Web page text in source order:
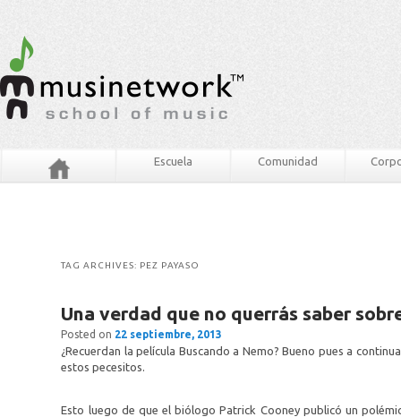
Escuela Comunidad
TAG ARCHIVES: PEZ PAYASO
Una verdad que no querrás saber
Posted on 22 septiembre, 2013
¿Recuerdan la película Buscando a Nemo? Bueno pues a
estos pecesitos.
Esto luego de que el biólogo Patrick Cooney publicó un